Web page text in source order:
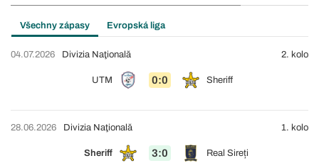
Všechny zápasy Evropská liga
04.07.2026
UTM 0:0 Sheriff
Divizia Naţională 2. kolo
28.06.2026
Sheriff 3:0 Real Sireți
Divizia Naţională 1. kolo